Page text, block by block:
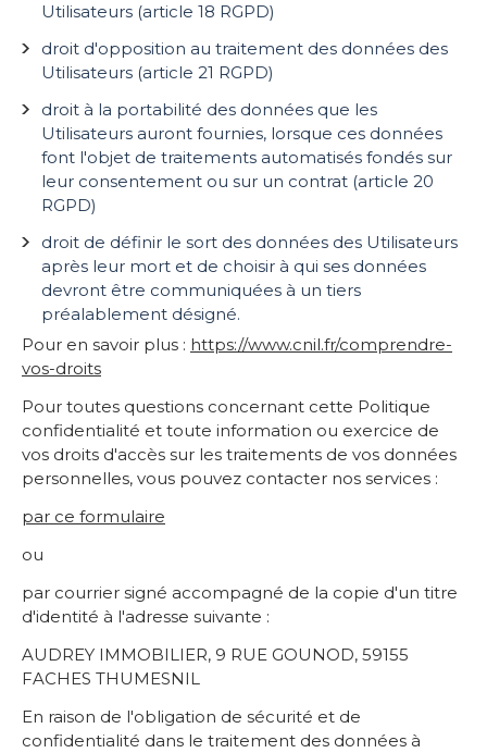
Utilisateurs (article 18 RGPD)
droit d'opposition au traitement des données des
Utilisateurs (article 21 RGPD)
droit à la portabilité des données que les
Utilisateurs auront fournies, lorsque ces données
font l'objet de traitements automatisés fondés sur
leur consentement ou sur un contrat (article 20
RGPD)
droit de définir le sort des données des Utilisateurs
après leur mort et de choisir à qui ses données
devront être communiquées à un tiers
préalablement désigné.
Pour en savoir plus : https://www.cnil.fr/comprendre-
vos-droits
Pour toutes questions concernant cette Politique
confidentialité et toute information ou exercice de
vos droits d'accès sur les traitements de vos données
personnelles, vous pouvez contacter nos services :
par ce formulaire
ou
par courrier signé accompagné de la copie d'un titre
d'identité à l'adresse suivante :
AUDREY IMMOBILIER, 9 RUE GOUNOD, 59155
FACHES THUMESNIL
En raison de l'obligation de sécurité et de
confidentialité dans le traitement des données à